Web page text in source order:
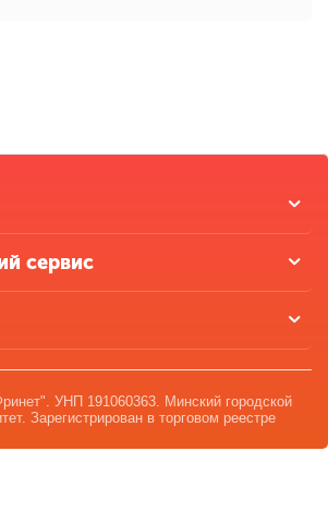
сервис
УНП 191060363. Минский городской
Зарегистрирован в торговом реестре